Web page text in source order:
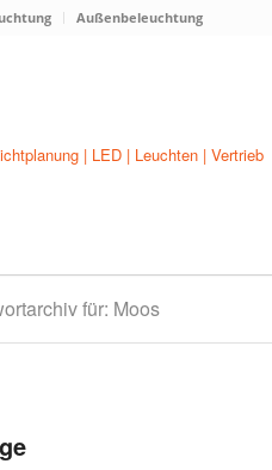
Außenbeleuchtung
für: Moos